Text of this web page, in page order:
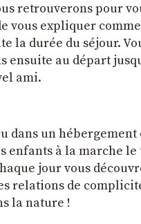
retrouverons pour
vous expliquer
la durée du séjour.
au départ
ami.
un hébergement
enfants à la marche le
jour vous
relations de
la nature !